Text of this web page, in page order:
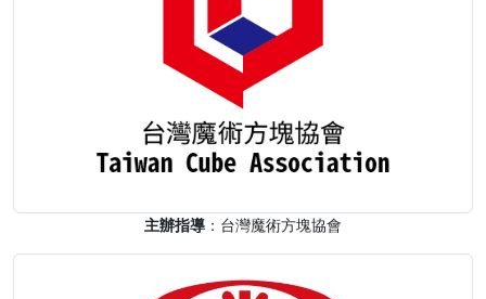
主辦指導 ：台灣魔術方塊協會